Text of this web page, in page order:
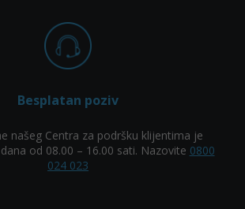
Besplatan poziv
našeg Centra za podršku klijentima je
od 08.00 – 16.00 sati. Nazovite 0800
024 023